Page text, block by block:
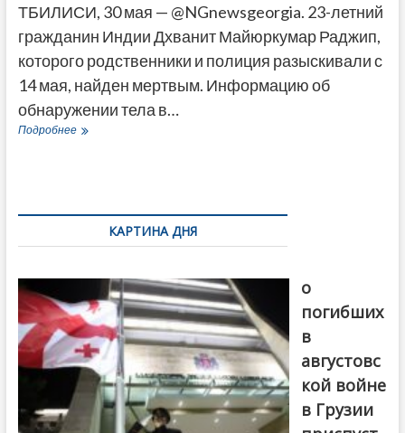
ТБИЛИСИ, 30 мая — @NGnewsgeorgia. 23-летний
гражданин Индии Дхванит Майюркумар Раджип,
которого родственники и полиция разыскивали с
14 мая, найден мертвым. Информацию об
обнаружении тела в…
ПодробнееПропавший
Тбилиси
КАРТИНА ДНЯ
о
погибших
в
августовс
кой войне
в Грузии